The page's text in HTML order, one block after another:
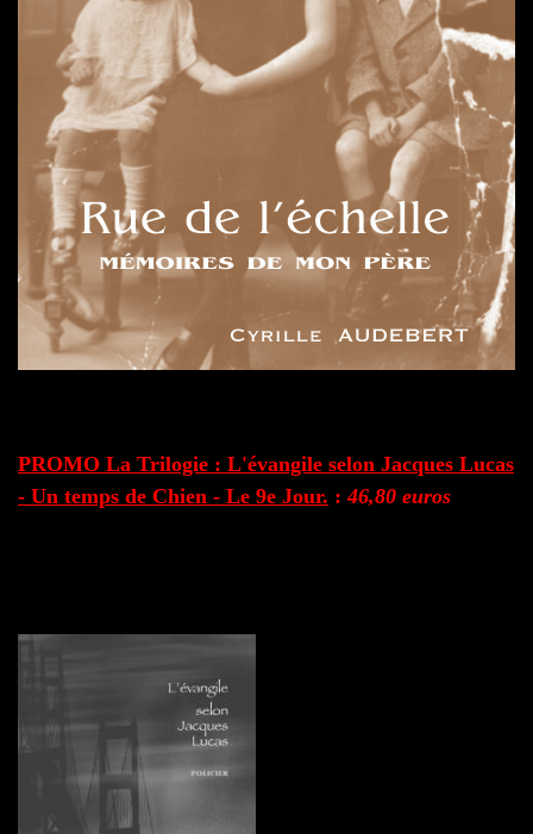
PROMO La Trilogie : L'évangile selon Jacques Lucas
- Un temps de Chien - Le 9e Jour. :46,80 euros